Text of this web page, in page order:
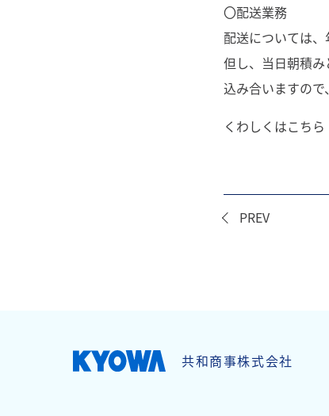
〇配送業務
配送については
但し、当日朝積
込み合いますので
くわしくはこち
PREV
共和商事株式会社